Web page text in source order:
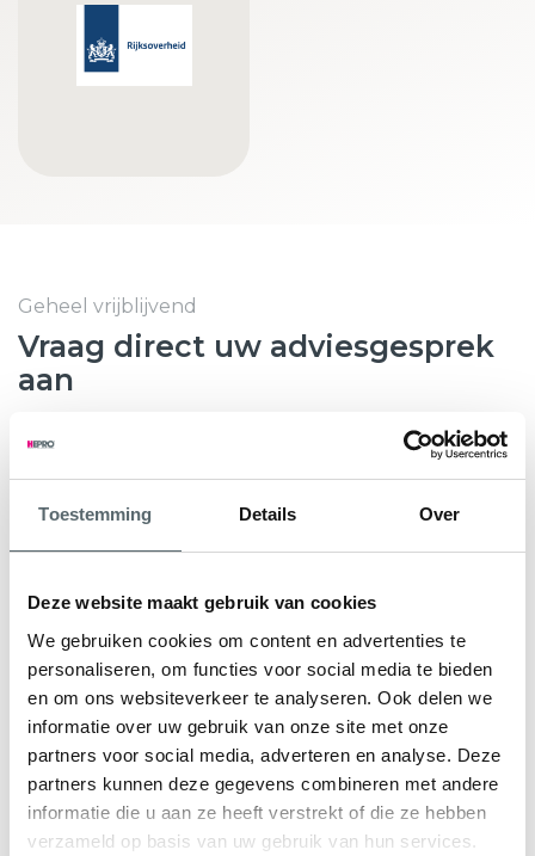
Toestemming Details Over
Deze website maakt gebruik van cookies
We gebruiken cookies om content en advertenties te
personaliseren, om functies voor social media te bieden
en om ons websiteverkeer te analyseren. Ook delen we
informatie over uw gebruik van onze site met onze
partners voor social media, adverteren en analyse. Deze
partners kunnen deze gegevens combineren met andere
informatie die u aan ze heeft verstrekt of die ze hebben
verzameld op basis van uw gebruik van hun services.
Geheel vrijblijvend
Vraag direct uw adviesgesprek
aan
Wilt u weten hoeveel subsidie u kunt krijgen voor nieuwe
kunststof kozijnen, HR++ glas of andere
verduurzamingsmaatregelen? Hepro helpt u graag verder.
onze specialisten samen met u de mogelijkheden voor uw
woning. We geven direct inzicht in de subsidieregeling Nij
Begun en eventuele aanvullende regelingen.
U ontvangt een persoonlijk advies en een heldere offerte
op maat, zodat u precies weet waar u aan toe bent.